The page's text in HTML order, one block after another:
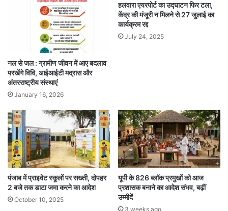
नल से जल : ग्रामीण जीवन में आए बदलाव
परखेंगे विवि, आईआईटी मद्रास और
अंतरराष्ट्रीय संस्थाएं
January 16, 2026
हलवारा एयरपोर्ट का उद्घाटन फिर टला,
केंद्र की मंजूरी न मिलने से 27 जुलाई का
कार्यक्रम रद्द
July 24, 2025
पंजाब में प्राइवेट स्कूलों पर सख्ती, दोपहर
2 बजे तक डाटा जमा करने का आदेश
October 10, 2025
यूपी के 826 ब्लॉक प्रमुखों को आज
प्रशासक बनाने का आदेश संभव, बढ़ीं
उम्मीदें
3 weeks ago